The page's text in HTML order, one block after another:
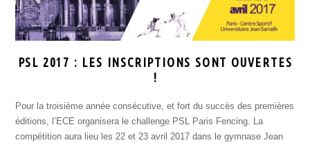
PSL 2017 : LES INSCRIPTIONS SONT OUVERTES
!
Pour la troisième année consécutive, et fort du succès des premières
éditions, l’ECE organisera le challenge PSL Paris Fencing. La
compétition aura lieu les 22 et 23 avril 2017 dans le gymnase Jean